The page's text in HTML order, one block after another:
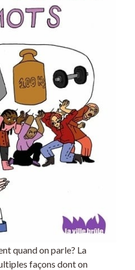
quand on parle? La
façons dont on